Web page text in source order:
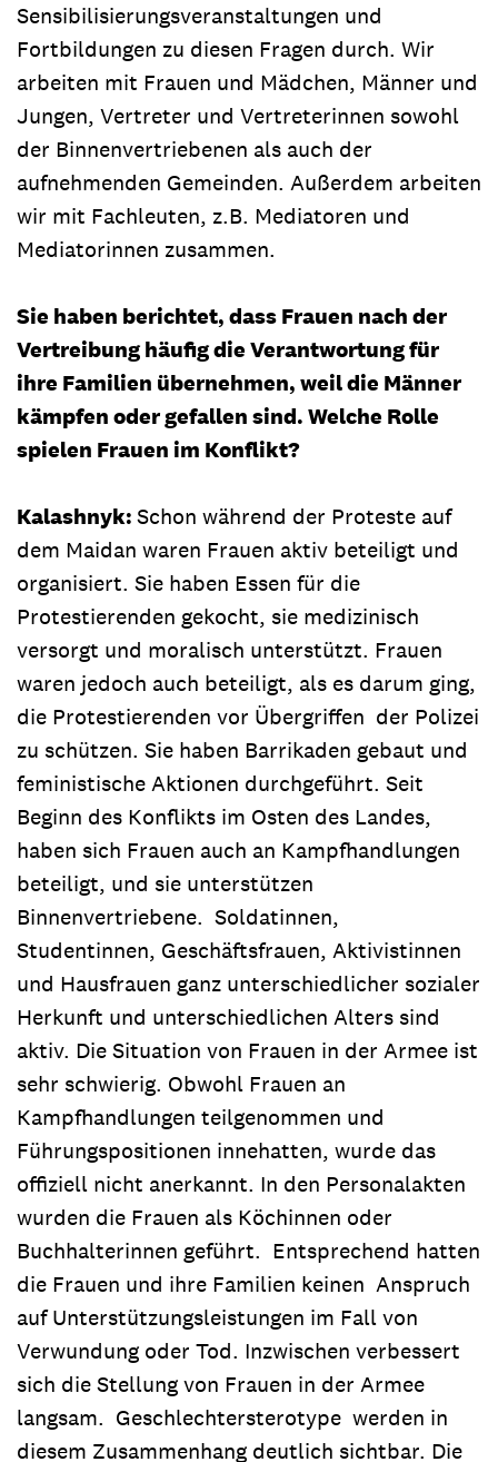
Sensibilisierungsveranstaltungen und
Fortbildungen zu diesen Fragen durch. Wir
arbeiten mit Frauen und Mädchen, Männer und
Jungen, Vertreter und Vertreterinnen sowohl
der Binnenvertriebenen als auch der
aufnehmenden Gemeinden. Außerdem arbeiten
wir mit Fachleuten, z.B. Mediatoren und
Mediatorinnen zusammen.
Sie haben berichtet, dass Frauen nach der
Vertreibung häufig die Verantwortung für
ihre Familien übernehmen, weil die Männer
kämpfen oder gefallen sind. Welche Rolle
spielen Frauen im Konflikt?
Kalashnyk:Schon während der Proteste auf
dem Maidan waren Frauen aktiv beteiligt und
organisiert. Sie haben Essen für die
Protestierenden gekocht, sie medizinisch
versorgt und moralisch unterstützt. Frauen
waren jedoch auch beteiligt, als es darum ging,
die Protestierenden vor Übergriffen der Polizei
zu schützen. Sie haben Barrikaden gebaut und
feministische Aktionen durchgeführt. Seit
Beginn des Konflikts im Osten des Landes,
haben sich Frauen auch an Kampfhandlungen
beteiligt, und sie unterstützen
Binnenvertriebene. Soldatinnen,
Studentinnen, Geschäftsfrauen, Aktivistinnen
und Hausfrauen ganz unterschiedlicher sozialer
Herkunft und unterschiedlichen Alters sind
aktiv. Die Situation von Frauen in der Armee ist
sehr schwierig. Obwohl Frauen an
Kampfhandlungen teilgenommen und
Führungspositionen innehatten, wurde das
offiziell nicht anerkannt. In den Personalakten
wurden die Frauen als Köchinnen oder
Buchhalterinnen geführt. Entsprechend hatten
die Frauen und ihre Familien keinen Anspruch
auf Unterstützungsleistungen im Fall von
Verwundung oder Tod. Inzwischen verbessert
sich die Stellung von Frauen in der Armee
langsam. Geschlechtersterotype werden in
diesem Zusammenhang deutlich sichtbar. Die